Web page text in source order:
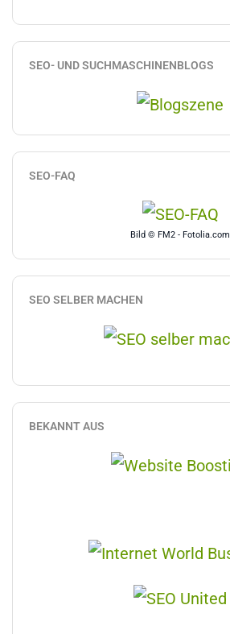
SEO- UND SUCHMASCHINENBLOGS
SEO-FAQ
Bild © FM2 - Fotolia.com
SEO SELBER MACHEN
BEKANNT AUS